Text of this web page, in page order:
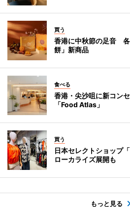
買う
香港に中秋節の足音 各
餅」新商品
食べる
香港・尖沙咀に新コン
「Food Atlas」
買う
日本セレクトショップ
ローカライズ展開も
もっと見る